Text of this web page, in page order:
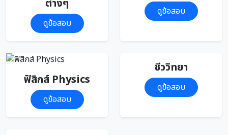
ต่างๆ
ดูข้อสอบ
ดูข้อสอบ
ฟิสิกส์ Physics
ดูข้อสอบ
ชีววิทยา
ดูข้อสอบ